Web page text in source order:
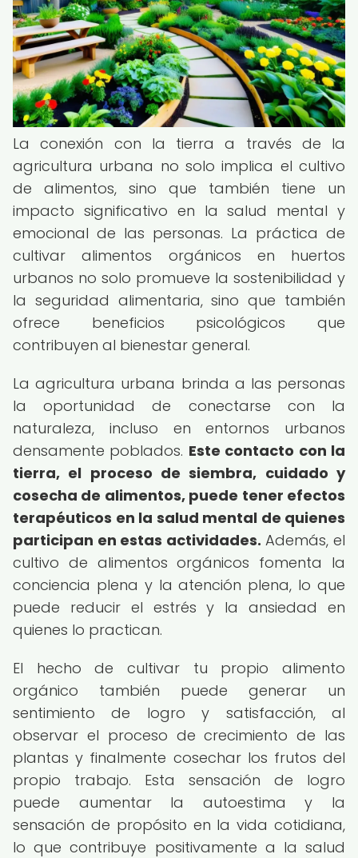
La conexión con la tierra a través de la
agricultura urbana no solo implica el cultivo
de alimentos, sino que también tiene un
impacto significativo en la salud mental y
emocional de las personas. La práctica de
cultivar alimentos orgánicos en huertos
urbanos no solo promueve la sostenibilidad y
la seguridad alimentaria, sino que también
ofrece beneficios psicológicos que
contribuyen al bienestar general.
La agricultura urbana brinda a las personas
la oportunidad de conectarse con la
naturaleza, incluso en entornos urbanos
densamente poblados. Este contacto con la
tierra, el proceso de siembra, cuidado y
cosecha de alimentos, puede tener efectos
terapéuticos en la salud mental de quienes
participan en estas actividades. Además, el
cultivo de alimentos orgánicos fomenta la
conciencia plena y la atención plena, lo que
puede reducir el estrés y la ansiedad en
quienes lo practican.
El hecho de cultivar tu propio alimento
orgánico también puede generar un
sentimiento de logro y satisfacción, al
observar el proceso de crecimiento de las
plantas y finalmente cosechar los frutos del
propio trabajo. Esta sensación de logro
puede aumentar la autoestima y la
sensación de propósito en la vida cotidiana,
lo que contribuye positivamente a la salud